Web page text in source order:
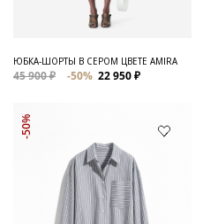
ЮБКА-ШОРТЫ В СЕРОМ ЦВЕТЕ AMIRA
45 900 ₽ -50% 22 950 ₽
-50%